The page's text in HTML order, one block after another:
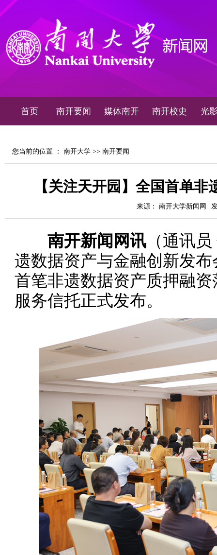
首页 南开要闻 媒体南开 南开校史 光
您当前的位置 ： 南开大学 >> 南开要闻
【关注天开园】全国首单
来源： 南开大学新闻网
南开新闻网讯 （通讯
遗数据资产与金融创新发
首笔非遗数据资产质押融
服务信托正式发布。